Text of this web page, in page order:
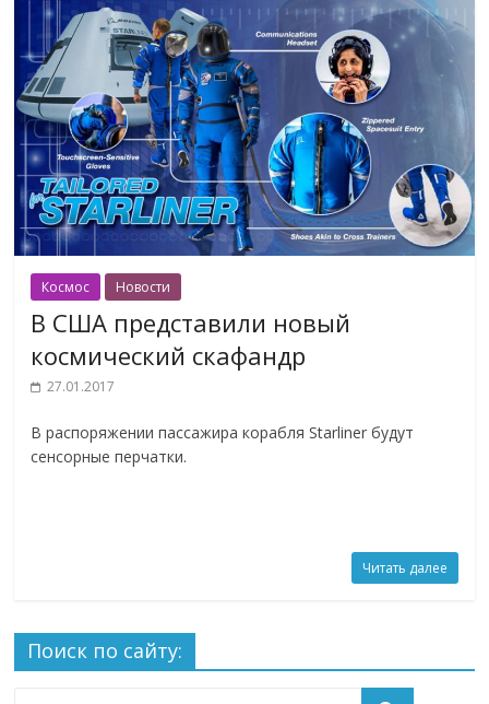
Космос Новости
В США представили новый
космический скафандр
27.01.2017
В распоряжении пассажира корабля Starliner будут
сенсорные перчатки.
Читать далее
Поиск по сайту: